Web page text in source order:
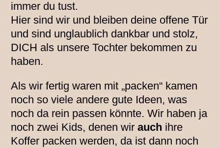
immer du tust.
Hier sind wir und bleiben deine offene Tür
und sind unglaublich dankbar und stolz,
DICH als unsere Tochter bekommen zu
haben.
Als wir fertig waren mit „packen“ kamen
noch so viele andere gute Ideen, was
noch da rein passen könnte. Wir haben ja
noch zwei Kids, denen wirauch ihre
Koffer packen werden, da ist dann noch